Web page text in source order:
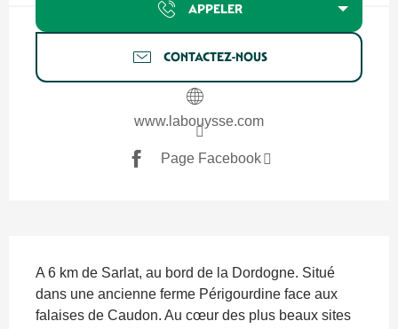
APPELER
CONTACTEZ-NOUS
www.labouysse.com
Page Facebook
A 6 km de Sarlat, au bord de la Dordogne. Situé
dans une ancienne ferme Périgourdine face aux
falaises de Caudon. Au cœur des plus beaux sites